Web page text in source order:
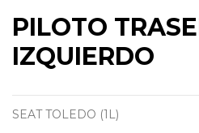
PILOTO
IZQUIERDO
SEAT TOLEDO (1L)